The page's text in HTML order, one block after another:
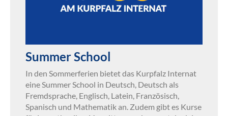
Summer School
In den Sommerferien bietet das Kurpfalz Internat
eine Summer School in Deutsch, Deutsch als
Fremdsprache, Englisch, Latein, Französisch,
Spanisch und Mathematik an. Zudem gibt es Kurse